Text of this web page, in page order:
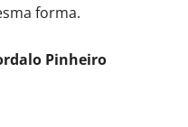
forma.
Pinheiro